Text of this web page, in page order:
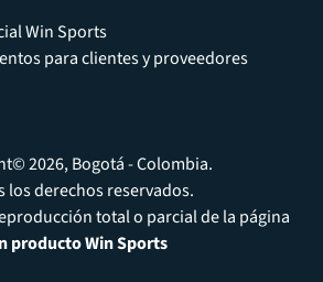
Win Sports
para clientes y proveedores
2026, Bogotá - Colombia.
los derechos reservados.
total o parcial de la página
producto Win Sports